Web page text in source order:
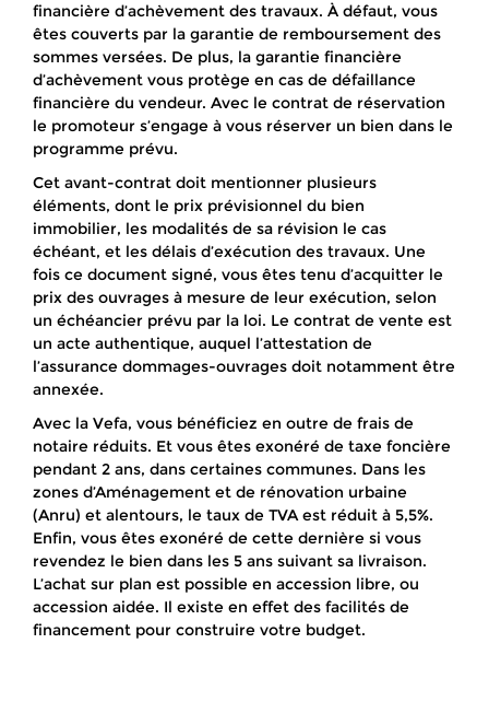
financière d’achèvement des travaux. À défaut, vous
êtes couverts par la garantie de remboursement des
sommes versées. De plus, la garantie financière
d’achèvement vous protège en cas de défaillance
financière du vendeur. Avec le contrat de réservation
le promoteur s’engage à vous réserver un bien dans le
programme prévu.
Cet avant-contrat doit mentionner plusieurs
éléments, dont le prix prévisionnel du bien
immobilier, les modalités de sa révision le cas
échéant, et les délais d’exécution des travaux. Une
fois ce document signé, vous êtes tenu d’acquitter le
prix des ouvrages à mesure de leur exécution, selon
un échéancier prévu par la loi. Le contrat de vente est
un acte authentique, auquel l’attestation de
l’assurance dommages-ouvrages doit notamment être
annexée.
Avec la Vefa, vous bénéficiez en outre de frais de
notaire réduits. Et vous êtes exonéré de taxe foncière
pendant 2 ans, dans certaines communes. Dans les
zones d’Aménagement et de rénovation urbaine
(Anru) et alentours, le taux de TVA est réduit à 5,5%.
Enfin, vous êtes exonéré de cette dernière si vous
revendez le bien dans les 5 ans suivant sa livraison.
L’achat sur plan est possible en accession libre, ou
accession aidée. Il existe en effet des facilités de
financement pour construire votre budget.